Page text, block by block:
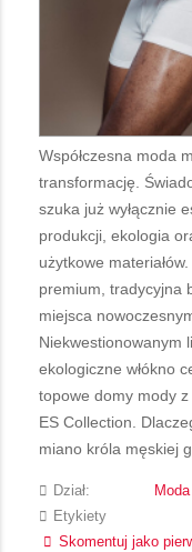
Współczesna moda
transformację.
szuka już wyłącznie
produkcji, ekologia
użytkowe
premium, tradycyjna
miejsca
Niekwestionowanym
ekologiczne włókno
topowe domy mody
ES Collection.
miano króla męskiej
Dział:
Moda
Etykiety
Skomentuj jako